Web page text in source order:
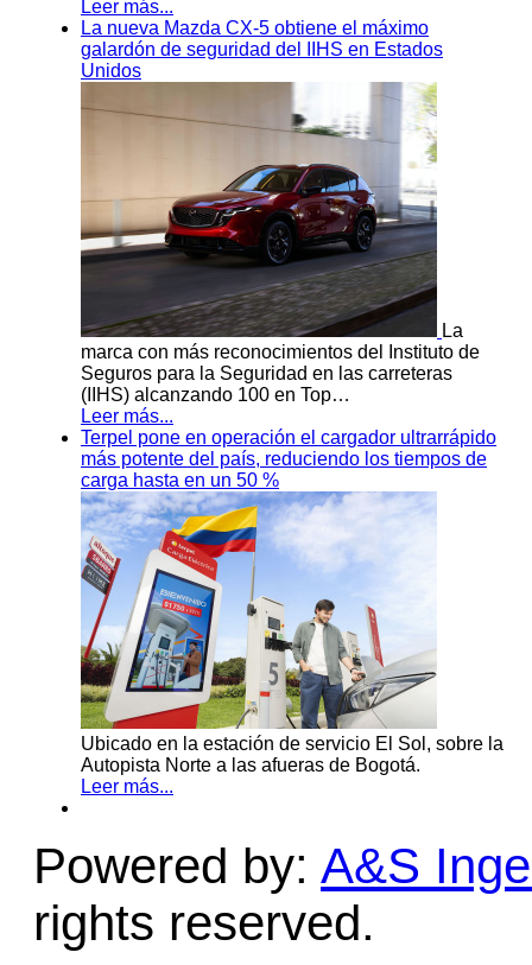
Leer más...
La nueva Mazda CX-5 obtiene el máximo
galardón de seguridad del IIHS en Estados
Unidos
La
marca con más reconocimientos del Instituto de
Seguros para la Seguridad en las carreteras
(IIHS) alcanzando 100 en Top…
Leer más...
Terpel pone en operación el cargador ultrarrápido
más potente del país, reduciendo los tiempos de
carga hasta en un 50 %
Ubicado en la estación de servicio El Sol, sobre la
Autopista Norte a las afueras de Bogotá.
Leer más...
Powered by: A&S
rights reserved.